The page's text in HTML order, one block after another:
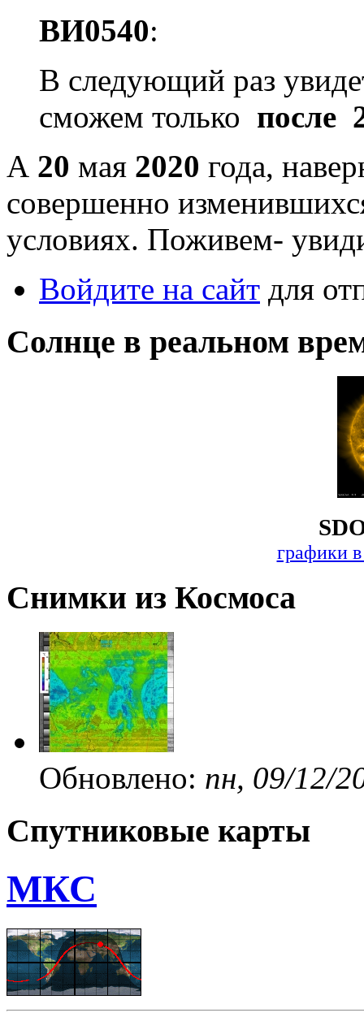
ВИ0540:
В следующий раз
сможем только после
А 20 мая 2020 года,
совершенно
условиях. Поживем-
Войдите на сайт для
Солнце в реальном
графики
Снимки из Космоса
Обновлено: пн, 09/12/
Спутниковые карты
МКС